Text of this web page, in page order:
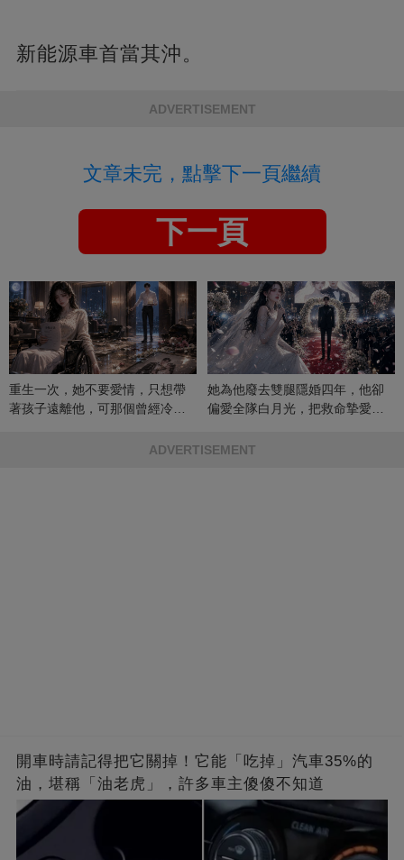
新能源車首當其沖。
ADVERTISEMENT
文章未完，點擊下一頁繼續
下一頁
重生一次，她不要愛情，只想帶
著孩子遠離他，可那個曾經冷漠
她為他廢去雙腿隱婚四年，他卻
偏愛全隊白月光，把救命摯愛當
ADVERTISEMENT
開車時請記得把它關掉！它能「吃掉」汽車35%的
油，堪稱「油老虎」，許多車主傻傻不知道